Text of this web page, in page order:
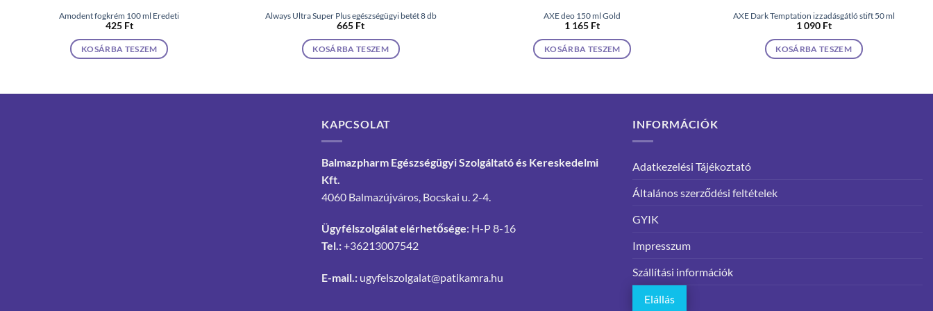
Amodent fogkrém 100 ml Eredeti
425 Ft
KOSÁRBA TESZEM
Always Ultra Super Plus egészségügyi betét 8 db
665 Ft
KOSÁRBA TESZEM
AXE deo 150 ml Gold
1 165 Ft
KOSÁRBA TESZEM
AXE Dark Temptation izzadásgátló stift 50 ml
1 090 Ft
KOSÁRBA TESZEM
KAPCSOLAT
Balmazpharm Egészségügyi Szolgáltató és Kereskedelmi
Kft.
4060 Balmazújváros, Bocskai u. 2-4.
Ügyfélszolgálat elérhetősége: H-P 8-16
Tel.:+36213007542
E-mail.: ugyfelszolgalat@patikamra.hu
INFORMÁCIÓK
Adatkezelési Tájékoztató
Általános szerződési feltételek
GYIK
Impresszum
Szállítási információk
Elállás